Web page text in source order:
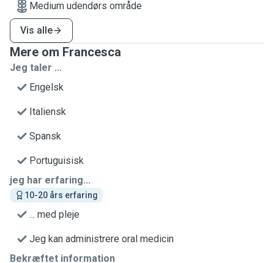
Medium udendørs område
Vis alle
Mere om Francesca
Jeg taler ...
Engelsk
Italiensk
Spansk
Portuguisisk
jeg har erfaring...
10-20 års erfaring
... med pleje
Jeg kan administrere oral medicin
Bekræftet information